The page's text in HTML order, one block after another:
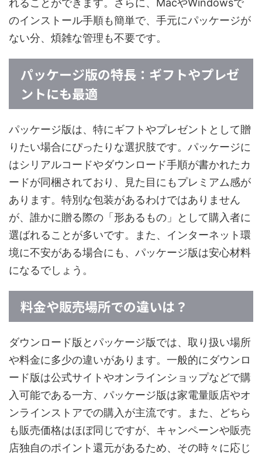
れることができます。さらに、MacやWindowsで
のインストール手順も簡単で、手元にパッケージが
ない分、煩雑な管理も不要です。
パッケージ版の特長：ギフトやプレゼ
ントにも最適
パッケージ版は、特にギフトやプレゼントとして贈
りたい場合にぴったりな選択肢です。パッケージに
はシリアルコードやダウンロード手順が書かれたカ
ードが同梱されており、見た目にもプレミアム感が
あります。特別な包装があるわけではありません
が、誰かに贈る際の「形あるもの」として購入者に
選ばれることが多いです。また、インターネット環
境に不安がある場合にも、パッケージ版は安心材料
になるでしょう。
料金や販売場所での違いは？
ダウンロード版とパッケージ版では、取り扱い場所
や料金に多少の違いがあります。一般的にダウンロ
ード版は公式サイトやオンラインショップなどで購
入可能である一方、パッケージ版は家電量販店やオ
ンラインストアでの購入が主流です。また、どちら
も販売価格はほぼ同じですが、キャンペーンや販売
店独自のポイント還元があるため、その時々に応じ